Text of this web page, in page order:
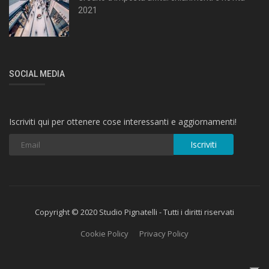
2021
SOCIAL MEDIA
Iscriviti qui per ottenere cose interessanti e aggiornamenti!
Iscriviti
Copyright © 2020 Studio Pignatelli - Tutti i diritti riservati
Cookie Policy
Privacy Policy